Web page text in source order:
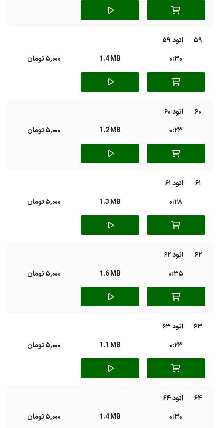
59
اتود 59
0:30
1.4 MB 5,000 تومان
60
اتود 60
0:23
1.2 MB 5,000 تومان
61
اتود 61
0:28
1.3 MB 5,000 تومان
62
اتود 62
0:35
1.6 MB 5,000 تومان
63
اتود 63
0:23
1.1 MB 5,000 تومان
64
اتود 64
0:30
1.4 MB 5,000 تومان